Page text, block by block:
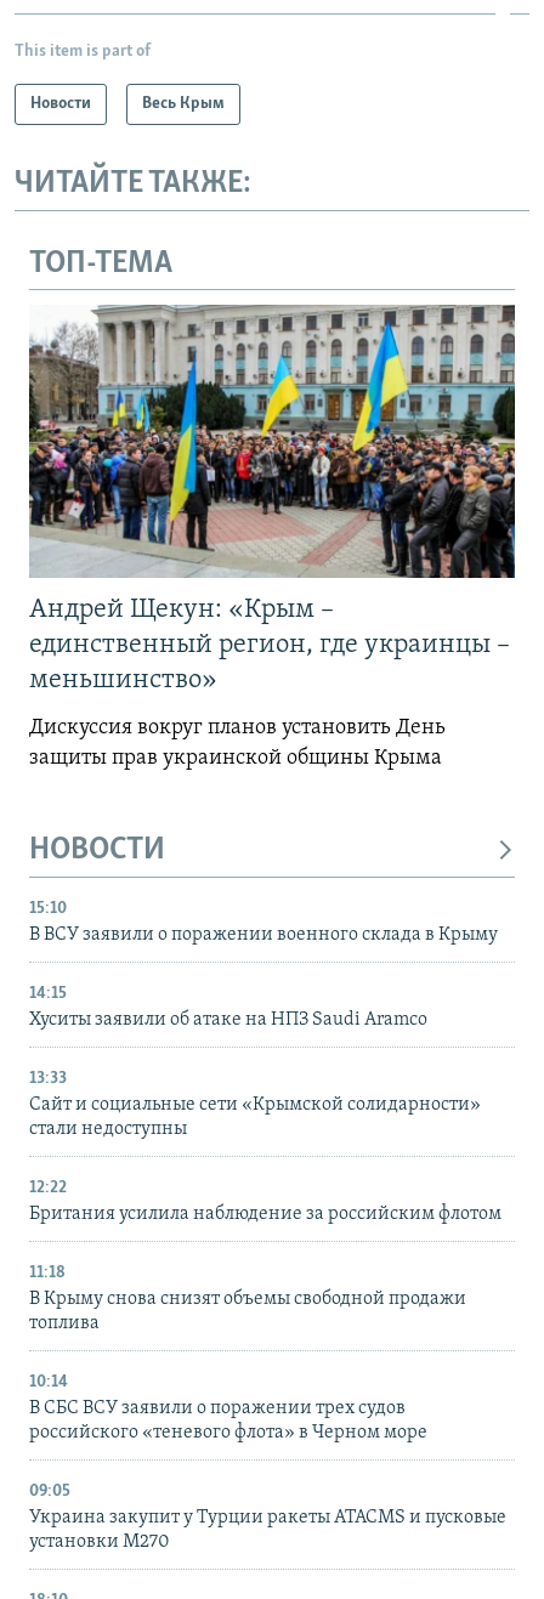
This item is part of
Новости Весь Крым
ЧИТАЙТЕ ТАКЖЕ:
ТОП-ТЕМА
Андрей Щекун: «Крым –
единственный регион, где украинцы –
меньшинство»
Дискуссия вокруг планов установить День
защиты прав украинской общины Крыма
НОВОСТИ
15:10
В ВСУ заявили о поражении военного склада в Крыму
14:15
Хуситы заявили об атаке на НПЗ Saudi Aramco
13:33
Сайт и социальные сети «Крымской солидарности»
стали недоступны
12:22
Британия усилила наблюдение за российским флотом
11:18
В Крыму снова снизят объемы свободной продажи
топлива
10:14
В СБС ВСУ заявили о поражении трех судов
российского «теневого флота» в Черном море
09:05
Украина закупит у Турции ракеты ATACMS и пусковые
установки M270